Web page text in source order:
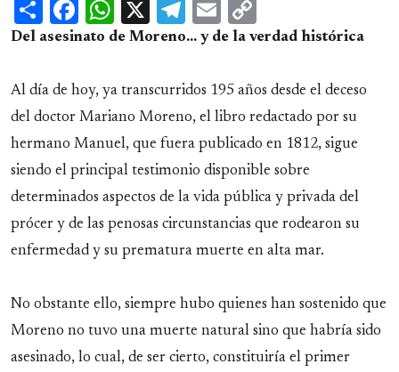
ShareFacebook
WhatsApp
X Telegram
Email
Link
Del asesinato de Moreno... y de la verdad histórica
Al día de hoy, ya transcurridos 195 años desde el deceso
del doctor Mariano Moreno, el libro redactado por su
hermano Manuel, que fuera publicado en 1812, sigue
siendo el principal testimonio disponible sobre
determinados aspectos de la vida pública y privada del
prócer y de las penosas circunstancias que rodearon su
enfermedad y su prematura muerte en alta mar.
No obstante ello, siempre hubo quienes han sostenido que
Moreno no tuvo una muerte natural sino que habría sido
asesinado, lo cual, de ser cierto, constituiría el primer